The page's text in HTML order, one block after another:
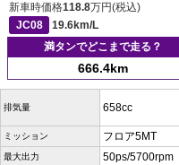
新車時価格118.8万円(税込)
JC08
19.6km/L
満タンでどこまで走る？
666.4km
排気量 658cc
ミッション フロア5MT
最大出力 50ps/5700rpm